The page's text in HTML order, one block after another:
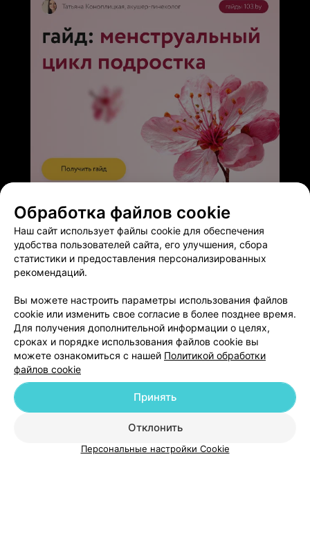
Добавить специалиста
О проекте Новости проекта
Размещение рекламы
Медицинский маркетинг
Публичный договор
Пользовательское соглашение
Способы оплаты
Обработка файлов cookie
Наш сайт использует файлы cookie для обеспечения
удобства пользователей сайта, его улучшения, сбора
статистики и предоставления персонализированных
рекомендаций.
Вы можете настроить параметры использования файлов
cookie или изменить свое согласие в более позднее время.
Для получения дополнительной информации о целях,
сроках и порядке использования файлов cookie вы
можете ознакомиться с нашей Политикой обработки
файлов cookie
Отклонить
Принять
Персональные настройки Cookie